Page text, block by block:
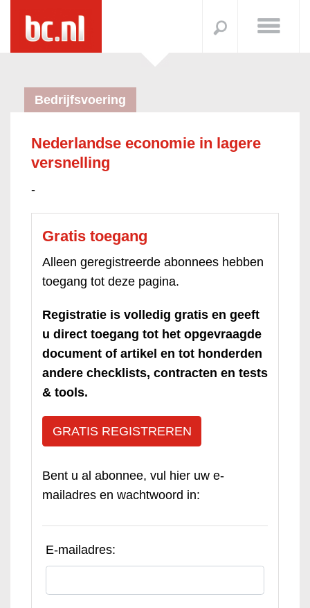
Bedrijfsvoering
Nederlandse economie in lagere
versnelling
-
Gratis toegang
Alleen geregistreerde abonnees hebben
toegang tot deze pagina.
Registratie is volledig gratis en geeft
u direct toegang tot het opgevraagde
document of artikel en tot honderden
andere checklists, contracten en tests
& tools.
GRATIS REGISTREREN
Bent u al abonnee, vul hier uw e-
mailadres en wachtwoord in:
E-mailadres: